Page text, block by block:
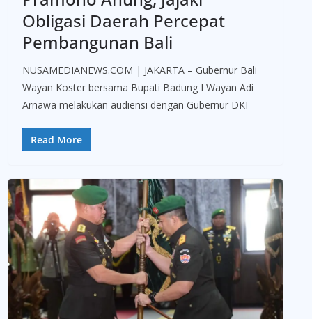
Obligasi Daerah Percepat
Pembangunan Bali
NUSAMEDIANEWS.COM | JAKARTA – Gubernur Bali
Wayan Koster bersama Bupati Badung I Wayan Adi
Arnawa melakukan audiensi dengan Gubernur DKI
Read More